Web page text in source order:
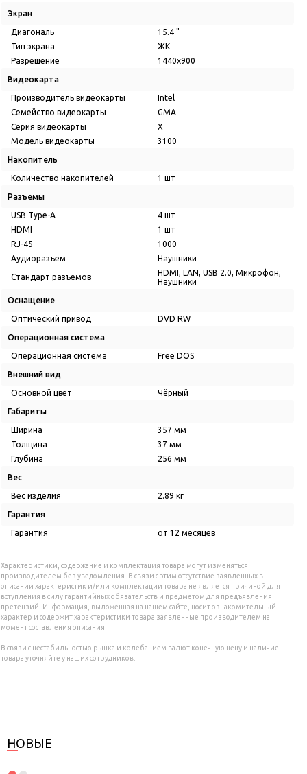
Экран
Диагональ
15.4 "
Тип экрана
ЖК
Разрешение
1440x900
Видеокарта
Производитель видеокарты
Intel
Семейство видеокарты
GMA
Серия видеокарты
X
Модель видеокарты
3100
Накопитель
Количество накопителей 1 шт
Разъемы
USB Type-A
4 шт
HDMI
1 шт
RJ-45
1000
Аудиоразъем
Наушники
Стандарт разъемов
HDMI, LAN, USB 2.0, Микрофон,
Наушники
Оснащение
Оптический привод DVD RW
Операционная система
Операционная система Free DOS
Внешний вид
Основной цвет Чёрный
Габариты
Ширина
357 мм
Толщина
37 мм
Глубина
256 мм
Вес
Вес изделия 2.89 кг
Гарантия
Гарантия от 12 месяцев
Характеристики, содержание и комплектация товара могут изменяться
производителем без уведомления. В связи с этим отсутствие заявленных в
описании характеристик и/или комплектации товара не является причиной для
вступления в силу гарантийных обязательств и предметом для предъявления
претензий. Информация, выложенная на нашем сайте, носит ознакомительный
характер и содержит характеристики товара заявленные производителем на
момент составления описания.
В связи с нестабильностью рынка и колебанием валют конечную цену и наличие
товара уточняйте у наших сотрудников.
НОВЫЕ